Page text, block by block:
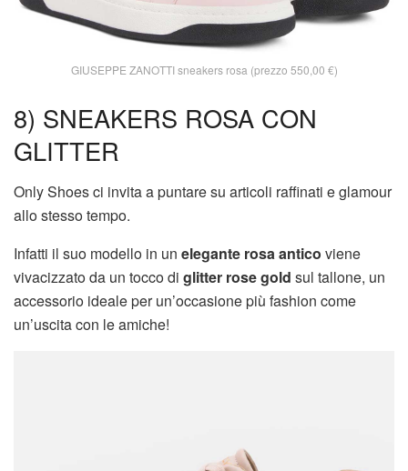
GIUSEPPE ZANOTTI sneakers rosa (prezzo 550,00 €)
8) SNEAKERS ROSA CON
GLITTER
Only Shoes ci invita a puntare su articoli raffinati e glamour
allo stesso tempo.
Infatti il suo modello in un elegante rosa antico viene
vivacizzato da un tocco di glitter rose gold sul tallone, un
accessorio ideale per un’occasione più fashion come
un’uscita con le amiche!